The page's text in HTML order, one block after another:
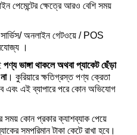
পেমেন্টের ক্ষেত্রে আরও বেশি সময়
সার্ভিস/ অনলাইন গেটওয়ে / POS
।
পণ্য ভাঙ্গা থাকলে অথবা প্যাকেট ছেঁড়া
। কুরিয়ারে ক্ষতিগ্রস্ত পণ্য ক্রেতা
এবং এই ব্যাপারে পরে কোন অভিযোগ
সময় কোন প্রকার ক্যাশব্যাক পেয়ে
সমপরিমান টাকা কেটে রাখা হবে।